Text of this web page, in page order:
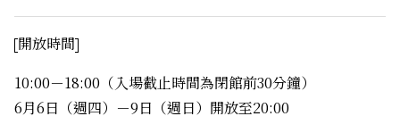
開放時間
10:00－18:00（入場截止時間為閉館前30分鐘）
6月6日（週四）－9日（週日）開放至20:00